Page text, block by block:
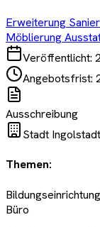
Erweiterung
Möblierung
Veröffentlicht:
Angebotsfrist:
Ausschreibung
Stadt Ingolstadt
Themen:
Büro